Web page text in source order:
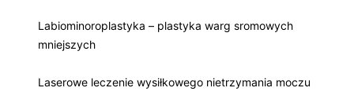
Labiominoroplastyka – plastyka warg sromowych
mniejszych
Laserowe leczenie wysiłkowego nietrzymania moczu